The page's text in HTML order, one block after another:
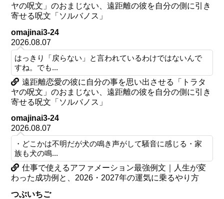
ヤの呪文」のおまじない、遠距離の彼を自分の側に引き
寄せる呪文「ソルバノス」
omajinai3-24
2026.08.07
はっきり「戻らない」と言われているわけではないんで
すね。でも...
遠距離恋愛の彼に自分の事を思い出させる「トラタ
ヤの呪文」のおまじない、遠距離の彼を自分の側に引き
寄せる呪文「ソルバノス」
omajinai3-24
2026.08.07
・どこかは不明だが犬の鳴き声がして騒音に感じる・家
族も犬の鳴...
仕事で使えるアファメーション最強例文｜人生が変
わった成功例と、2026・2027年の運気に乗るやり方
つぶいちご